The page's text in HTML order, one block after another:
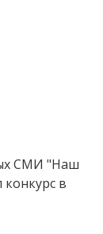
СМИ "Наш
в